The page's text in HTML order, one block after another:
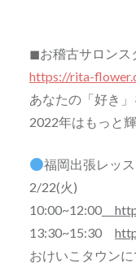
◼お稽古サロンス
https://rita-
あなたの「好き
2022年はもっと
福岡出張レッ
2/22(火)
10:00~12:00
13:30~15:30
おけいこタウン